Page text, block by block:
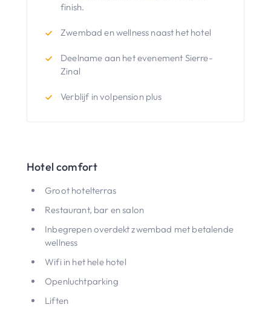
finish.
Zwembad en wellness naast het hotel
Deelname aan het evenement Sierre-
Zinal
Verblijf in volpension plus
Hotel comfort
Groot hotelterras
Restaurant, bar en salon
Inbegrepen overdekt zwembad met betalende
wellness
Wifi in het hele hotel
Openluchtparking
Liften